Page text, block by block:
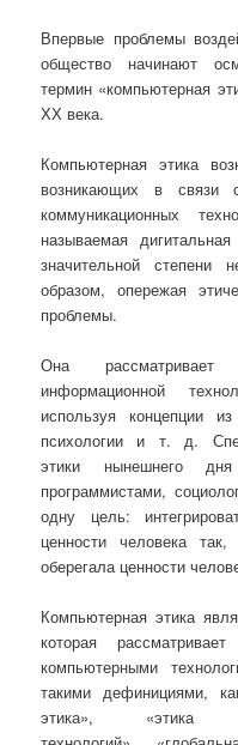
Впервые проблемы
общество начинают
термин «компьютерная
ХХ века.
Компьютерная этика
возникающих в связи
коммуникационных
называемая
значительной степени
образом, опережая
проблемы.
Она
информационной
используя концепции
психологии и т. д.
этики нынешнего
программистами,
одну цель:
ценности человека
оберегала ценности
Компьютерная этика
которая
компьютерными
такими дефинициями,
этика», «этика